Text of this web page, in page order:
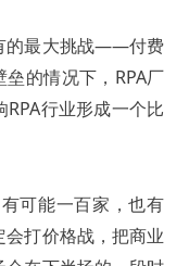
的最大挑战——付费
的情况下，RPA厂
行业形成一个比
可能一百家，也有
打价格战，把商业